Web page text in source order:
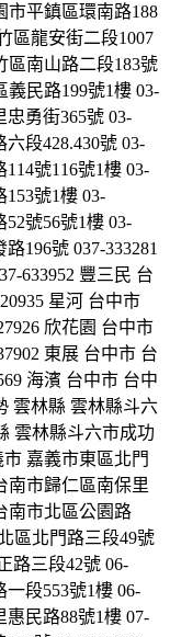
市平鎮區環南路188
區龍安街二段1007
區南山路二段183號
義民路199號1樓 03-
忠勇街365號 03-
段428.430號 03-
號116號1樓 03-
號1樓 03-
號56號1樓 03-
196號 037-333281
633952 豐三民 台
星河 台中市
欣花園 台中市
東展 台中市 台
海濱 台中市 台中
雲林縣 雲林縣斗六
雲林縣斗六市成功
市 嘉義市東區北門
南市歸仁區南保里
南市北區公園路
區北門路三段49號
路三段42號 06-
段553號1樓 06-
惠民路88號1樓 07-